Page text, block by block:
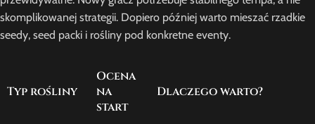
skomplikowanej strategii. Dopiero później warto mieszać rzadkie
seedy, seed packi i rośliny pod konkretne eventy.
Typ rośliny
Ocena
na
start
Dlaczego warto?